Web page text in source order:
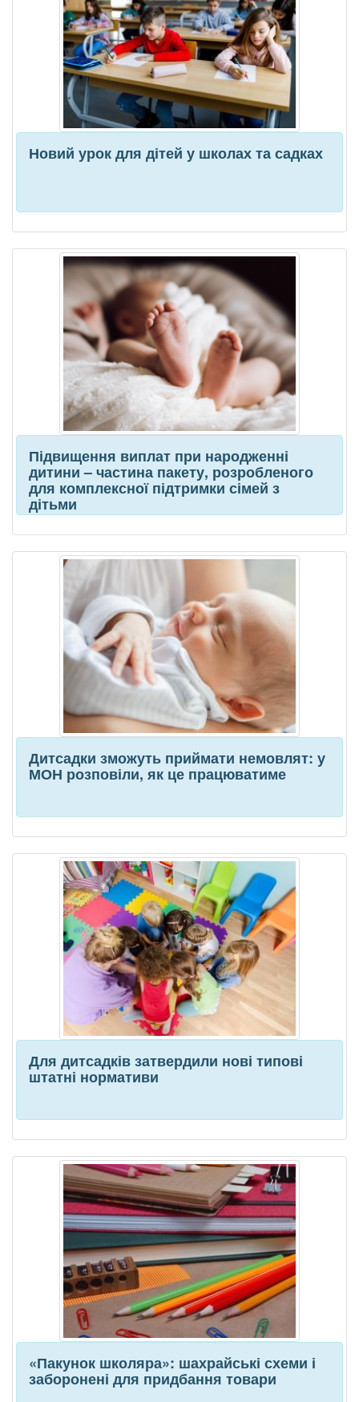
Новий урок для дітей у школах та садках
Підвищення виплат при народженні
дитини – частина пакету, розробленого
для комплексної підтримки сімей з
дітьми
Дитсадки зможуть приймати немовлят: у
МОН розповіли, як це працюватиме
Для дитсадків затвердили нові типові
штатні нормативи
«Пакунок школяра»: шахрайські схеми і
заборонені для придбання товари